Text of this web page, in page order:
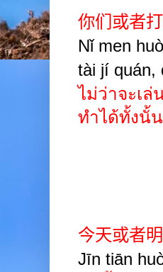
你们或者
Nǐ men
tài jí quán,
ไม่ว่าจะเ
ทำได้ทั้งนั้น
今天或者明
Jīn tiān